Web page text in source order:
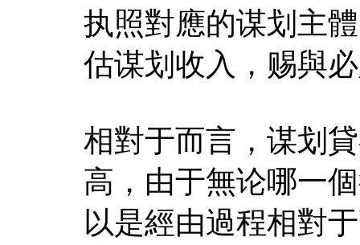
执照對應的谋划主
估谋划收入，赐與
相對于而言，谋划
高，由于無论哪一
以是經由過程相對